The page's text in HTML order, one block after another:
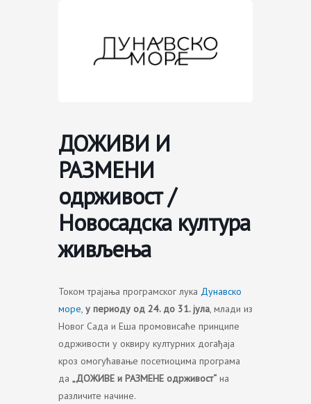
ДОЖИВИ И
РАЗМЕНИ
одрживост /
Новосадска култура
живљења
Током трајања програмског лука Дунавско
море, у периоду од 24. до 31. јула, млади из
Новог Сада и Еша промовисаће принципе
одрживости у оквиру културних догађаја
кроз омогућавање посетиоцима програма
да „ДОЖИВЕ и РАЗМЕНЕ одрживост“ на
различите начине.